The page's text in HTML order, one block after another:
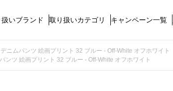
いブランド 取り扱いカテゴリ キャンペーン一覧
ニムパンツ 絵画プリント 32 ブルー - Off-White オフホワイト
ンツ 絵画プリント 32 ブルー - Off-White オフホワイト